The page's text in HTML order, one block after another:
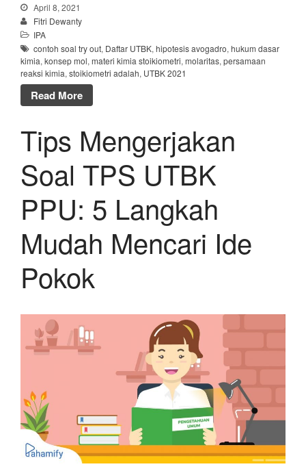
April 8, 2021
Fitri Dewanty
IPA
contoh soal try out, Daftar UTBK, hipotesis avogadro, hukum dasar
kimia, konsep mol, materi kimia stoikiometri, molaritas, persamaan
reaksi kimia, stoikiometri adalah, UTBK 2021
Read More
Tips Mengerjakan
Soal TPS UTBK
PPU: 5 Langkah
Mudah Mencari Ide
Pokok